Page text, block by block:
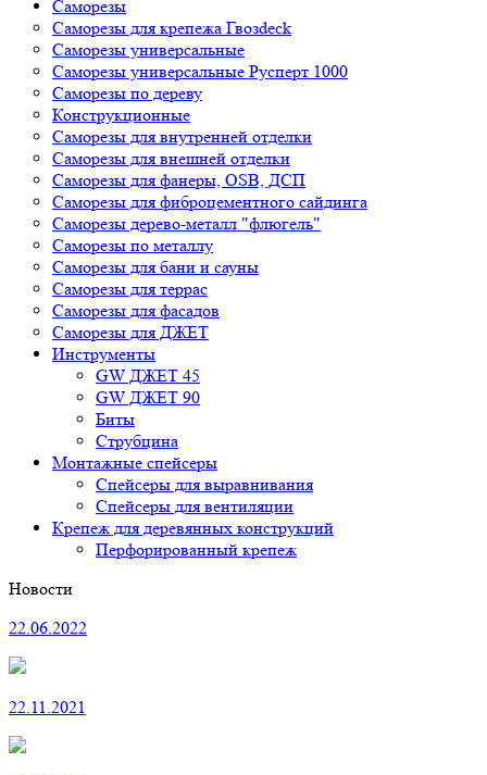
Саморезы
Саморезы для крепежа Гвозdeck
Саморезы универсальные
Саморезы универсальные Русперт 1000
Саморезы по дереву
Конструкционные
Саморезы для внутренней отделки
Саморезы для внешней отделки
Cаморезы для фанеры, OSB, ДСП
Саморезы для фиброцементного сайдинга
Саморезы дерево-металл "флюгель"
Саморезы по металлу
Саморезы для бани и сауны
Саморезы для террас
Саморезы для фасадов
Саморезы для ДЖЕТ
Инструменты
GW ДЖЕТ 45
GW ДЖЕТ 90
Биты
Струбцина
Монтажные спейсеры
Спейсеры для выравнивания
Спейсеры для вентиляции
Крепеж для деревянных конструкций
Перфорированный крепеж
Новости
22.06.2022
22.11.2021